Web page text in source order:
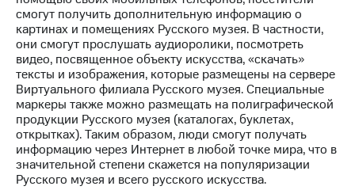
и акционерам
Корпоративное
управление
Корпоративный
секретарь
Раскрытие
информации
Информация
акционерам
Документы
ПАО
смогут получить дополнительную информацию о
картинах и помещениях Русского музея. В частности,
они смогут прослушать аудиоролики, посмотреть
видео, посвященное объекту искусства, «скачать»
тексты и изображения, которые размещены на сервере
Виртуального филиала Русского музея. Специальные
маркеры также можно размещать на полиграфической
продукции Русского музея (каталогах, буклетах,
открытках). Таким образом, люди смогут получать
информацию через Интернет в любой точке мира, что в
значительной степени скажется на популяризации
Русского музея и всего русского искусства.